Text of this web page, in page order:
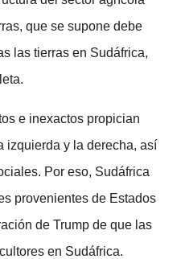
que se supone debe
las tierras en Sudáfrica,
e inexactos propician
izquierda y la derecha, así
Por eso, Sudáfrica
provenientes de Estados
de Trump de que las
en Sudáfrica.